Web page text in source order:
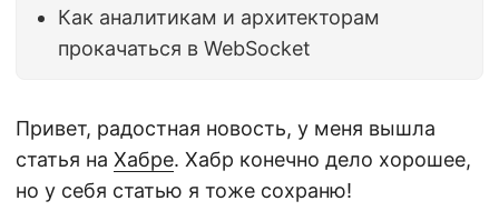
Как аналитикам и архитекторам
прокачаться в WebSocket
Привет, радостная новость, у меня вышла
статья на Хабре. Хабр конечно дело хорошее,
но у себя статью я тоже сохраню!